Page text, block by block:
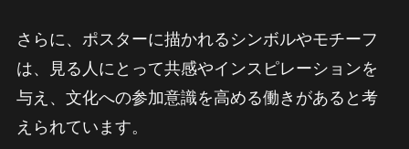
さらに、ポスターに描かれるシンボルやモチーフ
は、見る人にとって共感やインスピレーションを
与え、文化への参加意識を高める働きがあると考
えられています。